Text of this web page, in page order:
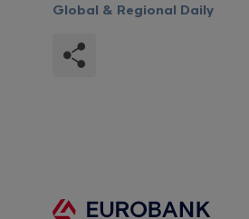
Global & Regional Daily